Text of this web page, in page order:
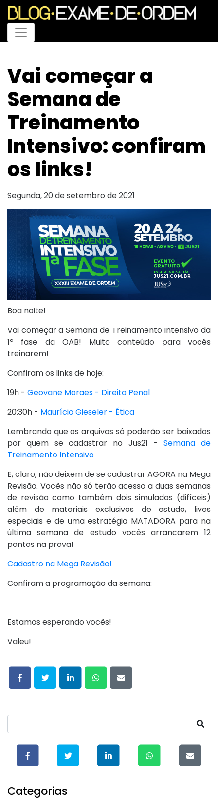
Menu
Vai começar a
Semana de
Treinamento
Intensivo: confiram
os links!
Segunda, 20 de setembro de 2021
Boa noite!
Vai começar a Semana de Treinamento Intensivo da
1ª fase da OAB! Muito conteúdo para vocês
treinarem!
Confiram os links de hoje:
19h - Geovane Moraes - Direito Penal
20:30h - Maurício Gieseler - Ética
Lembrando que os arquivos só poderão ser baixados
por quem se cadastrar no Jus21 -Semana de
Treinamento Intensivo
E, claro, não deixem de se cadastrar AGORA na Mega
Revisão. Vocês não só terão acesso a duas semanas
de revisão como também dois simulados (difíceis)
além de materiais exclusivos de estudo, lives
especiais e de uma estratégia MATADORA para na
última semana de estudo vocês arrancarem 12
pontos na prova!
Cadastro na Mega Revisão!
Confiram a programação da semana:
Estamos esperando vocês!
Valeu!
Categorias